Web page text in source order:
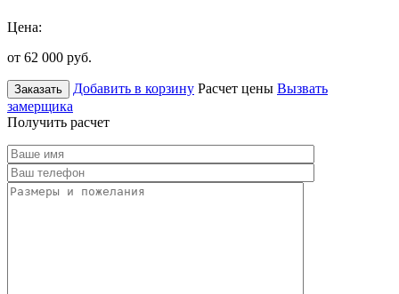
Цена:
от 62 000 руб.
Заказать Добавить в корзину Расчет цены Вызвать
замерщика
Получить расчет